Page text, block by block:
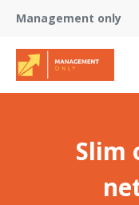
Management only
Slim